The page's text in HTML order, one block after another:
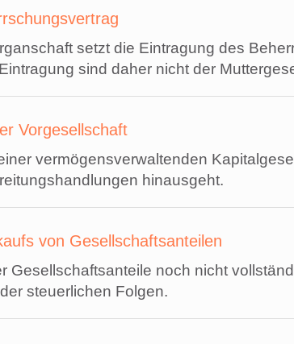
setzt die Eintragung des
sind daher nicht der
Vorgesellschaft
vermögensverwaltenden
hinausgeht.
von Gesellschaftsanteilen
Gesellschaftsanteile noch nicht
steuerlichen Folgen.